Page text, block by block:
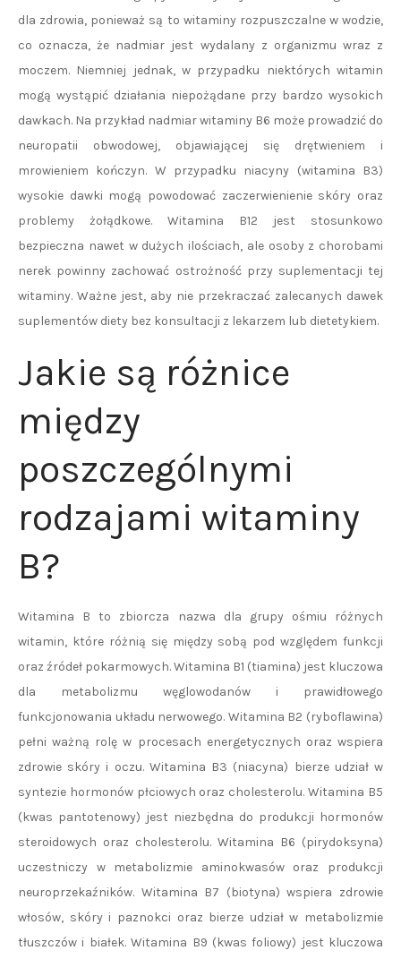
dla zdrowia, ponieważ są to witaminy rozpuszczalne w wodzie,
co oznacza, że nadmiar jest wydalany z organizmu wraz z
moczem. Niemniej jednak, w przypadku niektórych witamin
mogą wystąpić działania niepożądane przy bardzo wysokich
dawkach. Na przykład nadmiar witaminy B6 może prowadzić do
neuropatii obwodowej, objawiającej się drętwieniem i
mrowieniem kończyn. W przypadku niacyny (witamina B3)
wysokie dawki mogą powodować zaczerwienienie skóry oraz
problemy żołądkowe. Witamina B12 jest stosunkowo
bezpieczna nawet w dużych ilościach, ale osoby z chorobami
nerek powinny zachować ostrożność przy suplementacji tej
witaminy. Ważne jest, aby nie przekraczać zalecanych dawek
suplementów diety bez konsultacji z lekarzem lub dietetykiem.
Jakie są różnice
między
poszczególnymi
rodzajami witaminy
B?
Witamina B to zbiorcza nazwa dla grupy ośmiu różnych
witamin, które różnią się między sobą pod względem funkcji
oraz źródeł pokarmowych. Witamina B1 (tiamina) jest kluczowa
dla metabolizmu węglowodanów i prawidłowego
funkcjonowania układu nerwowego. Witamina B2 (ryboflawina)
pełni ważną rolę w procesach energetycznych oraz wspiera
zdrowie skóry i oczu. Witamina B3 (niacyna) bierze udział w
syntezie hormonów płciowych oraz cholesterolu. Witamina B5
(kwas pantotenowy) jest niezbędna do produkcji hormonów
steroidowych oraz cholesterolu. Witamina B6 (pirydoksyna)
uczestniczy w metabolizmie aminokwasów oraz produkcji
neuroprzekaźników. Witamina B7 (biotyna) wspiera zdrowie
włosów, skóry i paznokci oraz bierze udział w metabolizmie
tłuszczów i białek. Witamina B9 (kwas foliowy) jest kluczowa